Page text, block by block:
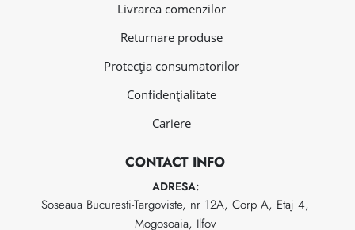
Livrarea comenzilor
Returnare produse
Protecția consumatorilor
Confidențialitate
Cariere
CONTACT INFO
ADRESA:
Soseaua Bucuresti-Targoviste, nr 12A, Corp A, Etaj 4,
Mogosoaia, Ilfov